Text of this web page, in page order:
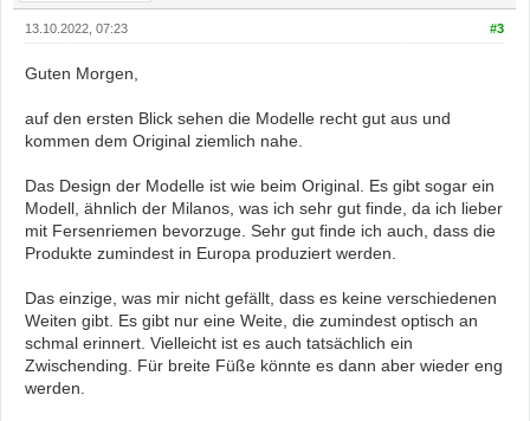
#3
13.10.2022, 07:23
Guten Morgen,
auf den ersten Blick sehen die Modelle recht gut aus und
kommen dem Original ziemlich nahe.
Das Design der Modelle ist wie beim Original. Es gibt sogar ein
Modell, ähnlich der Milanos, was ich sehr gut finde, da ich lieber
mit Fersenriemen bevorzuge. Sehr gut finde ich auch, dass die
Produkte zumindest in Europa produziert werden.
Das einzige, was mir nicht gefällt, dass es keine verschiedenen
Weiten gibt. Es gibt nur eine Weite, die zumindest optisch an
schmal erinnert. Vielleicht ist es auch tatsächlich ein
Zwischending. Für breite Füße könnte es dann aber wieder eng
werden.